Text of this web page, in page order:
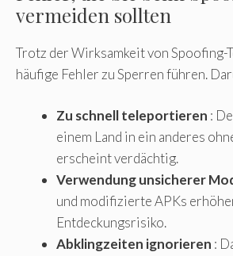
vermeiden sollten
Trotz der Wirksamkeit von Spoofing-
häufige Fehler zu Sperren führen.
Zu schnell teleportieren :
einem Land in ein anderes
erscheint verdächtig.
Verwendung unsicherer
und modifizierte APKs
Entdeckungsrisiko.
Abklingzeiten ignorieren :